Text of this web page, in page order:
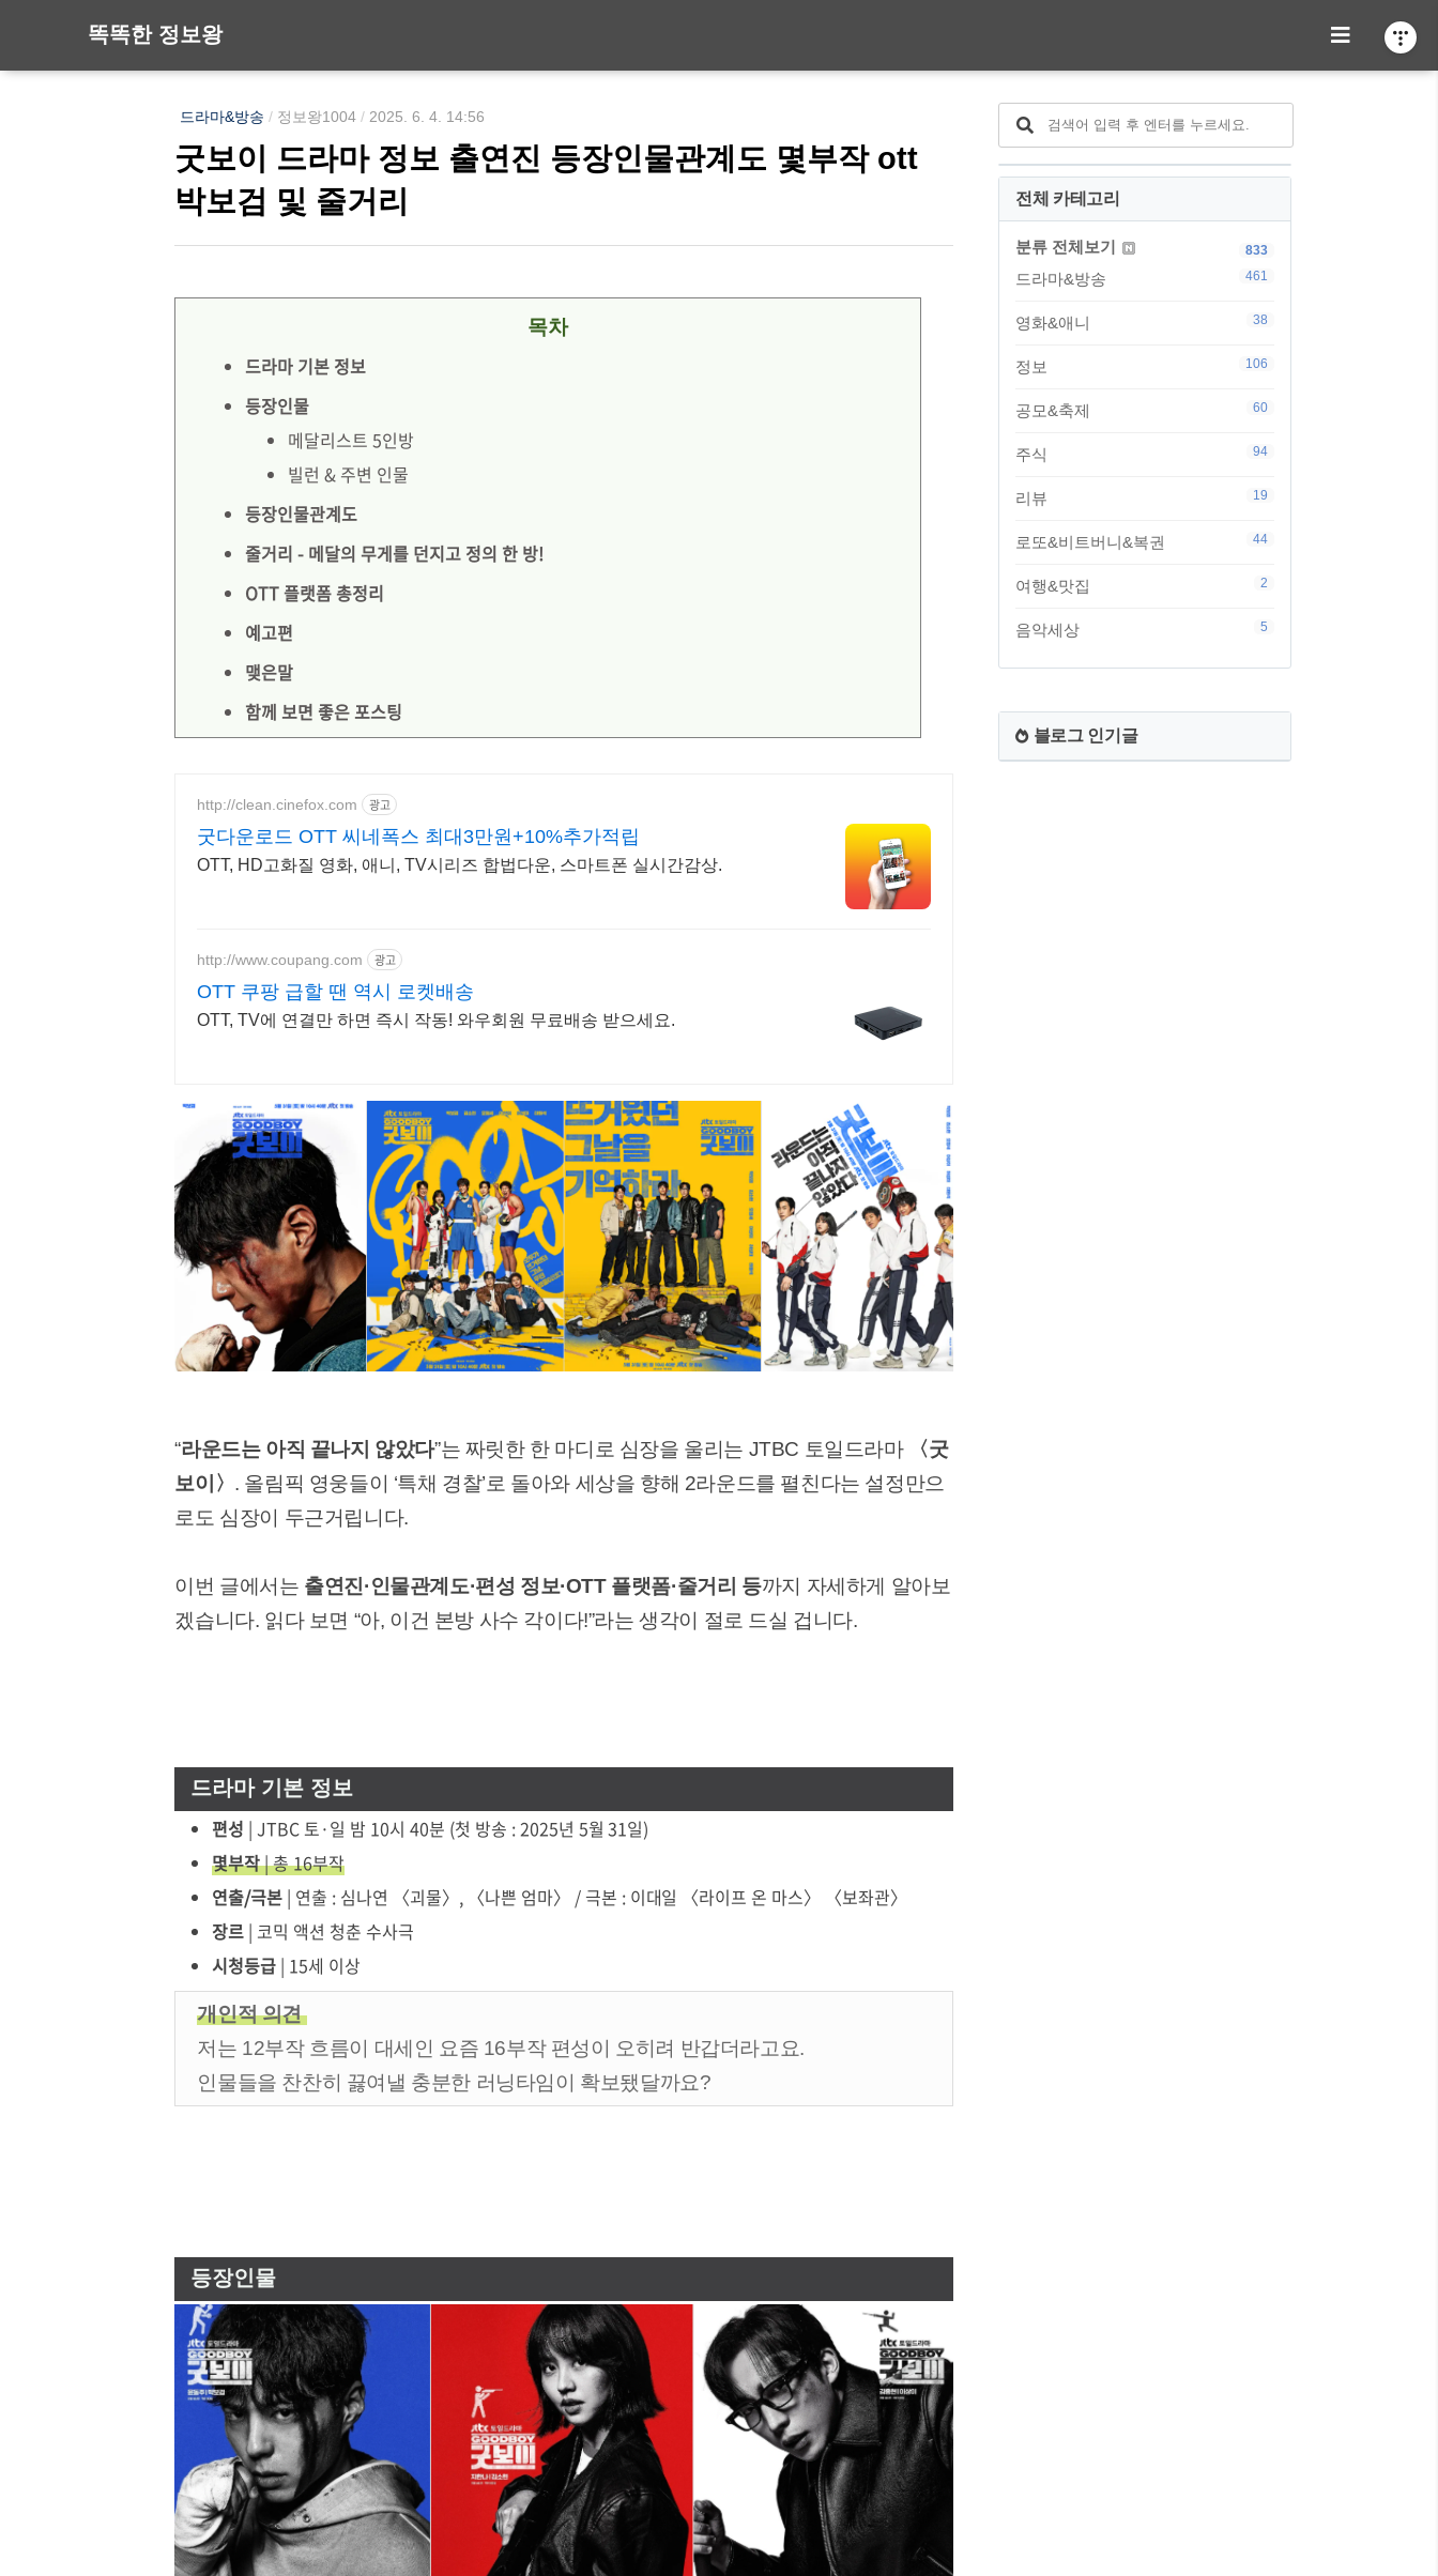
똑똑한 정보왕
드라마&방송 / 정보왕1004 / 2025. 6. 4. 14:56
굿보이 드라마 정보 출연진 등장인물관계도 몇부작 ott
박보검 및 줄거리
목차
드라마 기본 정보
등장인물
메달리스트 5인방
빌런 & 주변 인물
등장인물관계도
줄거리 - 메달의 무게를 던지고 정의 한 방!
OTT 플랫폼 총정리
예고편
맺은말
함께 보면 좋은 포스팅
http://clean.cinefox.com 광고
굿다운로드 OTT 씨네폭스 최대3만원+10%추가적립
OTT, HD고화질 영화, 애니, TV시리즈 합법다운, 스마트폰 실시간감상.
http://www.coupang.com 광고
OTT 쿠팡 급할 땐 역시 로켓배송
OTT, TV에 연결만 하면 즉시 작동! 와우회원 무료배송 받으세요.
“라운드는 아직 끝나지 않았다”는 짜릿한 한 마디로 심장을 울리는 JTBC 토일드라마
〈굿
보이〉 . 올림픽 영웅들이 ‘특채 경찰’로 돌아와 세상을 향해 2라운드를 펼친다는 설정만으
로도 심장이 두근거립니다.
이번 글에서는 출연진·인물관계도·편성 정보·OTT 플랫폼·줄거리 등까지 자세하게 알아보
겠습니다. 읽다 보면 “아, 이건 본방 사수 각이다!”라는 생각이 절로 드실 겁니다.
드라마 기본 정보
편성 | JTBC 토·일 밤 10시 40분 (첫 방송 : 2025년 5월 31일)
몇부작| 총 16부작
연출/극본 | 연출 : 심나연 〈괴물〉, 〈나쁜 엄마〉 / 극본 : 이대일 〈라이프 온 마스〉 〈보좌관〉
장르 | 코믹 액션 청춘 수사극
시청등급 | 15세 이상
개인적 의견
저는 12부작 흐름이 대세인 요즘 16부작 편성이 오히려 반갑더라고요.
인물들을 찬찬히 끓여낼 충분한 러닝타임이 확보됐달까요?
등장인물
전체 카테고리
분류 전체보기 833
드라마&방송 461
영화&애니 38
정보 106
공모&축제 60
주식 94
리뷰 19
로또&비트버니&복권 44
여행&맛집 2
음악세상 5
블로그 인기글